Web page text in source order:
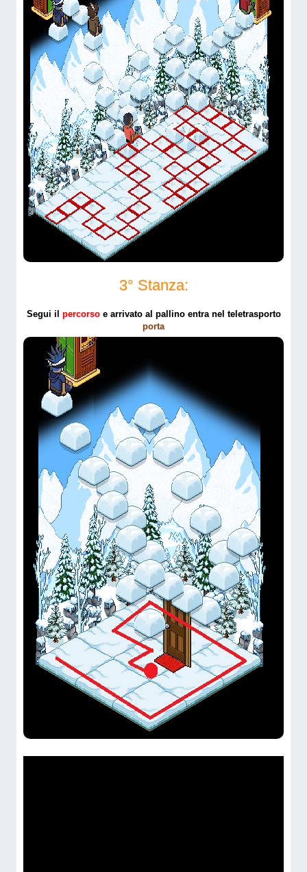
3° Stanza:
Segui il percorso e arrivato al pallino entra nel teletrasporto
porta